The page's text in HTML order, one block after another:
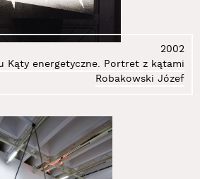
2002
Kąty energetyczne. Portret z kątami
Robakowski Józef